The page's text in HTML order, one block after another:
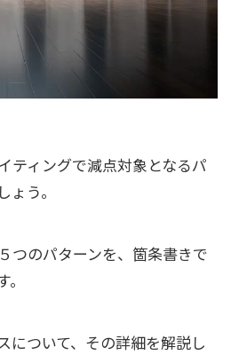
ティングで減点対象となるパ
う。
つのパターンを、箇条書きで
について、その詳細を解説し